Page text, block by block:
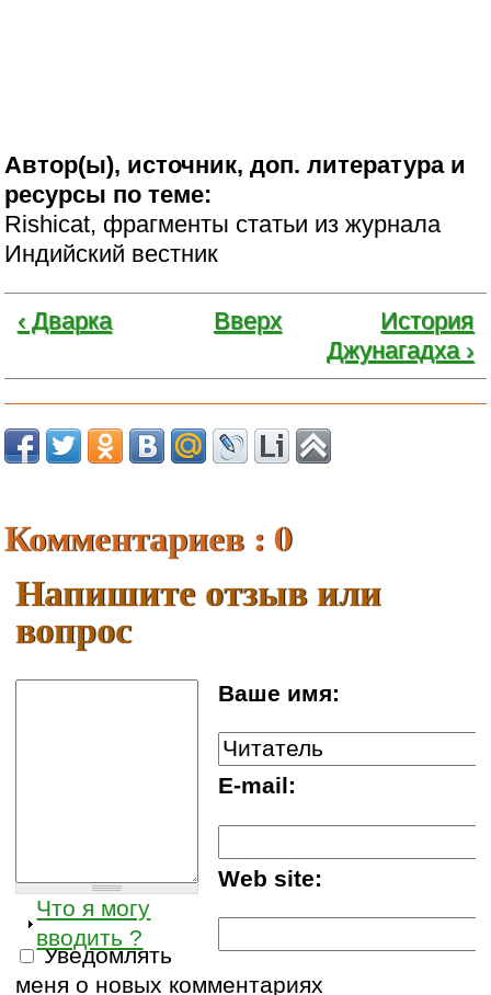
Автор(ы), источник, доп. литература и
ресурсы по теме:
Rishicat, фрагменты статьи из журнала
Индийский вестник
‹ Дварка Вверх
История
Джунагадха ›
Комментариев : 0
Напишите отзыв или
вопрос
Ваше имя:
E-mail:
Web site:
Что я могу
вводить ?
Уведомлять
меня о новых комментариях